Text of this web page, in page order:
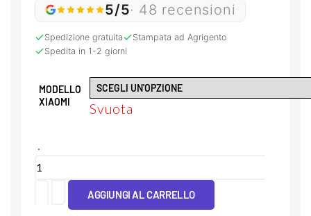
5/5· 48 recensioni
Spedizione gratuita
Stampata ad Agrigento
Spedita in 1-2 giorni
MODELLO
XIAOMI
Svuota
Cover
Leone
AGGIUNGI AL CARRELLO